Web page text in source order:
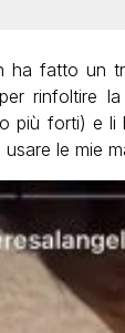
fatto un
rinfoltire
più forti) e li
le mie